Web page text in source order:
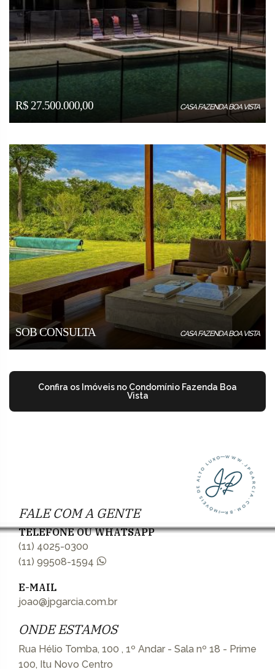
R$ 27.500.000,00 CASA FAZENDA BOA VISTA
SOB CONSULTA CASA FAZENDA BOA VISTA
Confira os Imóveis no Condomínio Fazenda Boa
Vista
FALE COM A GENTE
TELEFONE OU WHATSAPP
(11) 4025-0300
(11) 99508-1594
E-MAIL
joao@jpgarcia.com.br
ONDE ESTAMOS
Rua Hélio Tomba, 100 , 1º Andar - Sala nº 18 - Prime
100, Itu Novo Centro